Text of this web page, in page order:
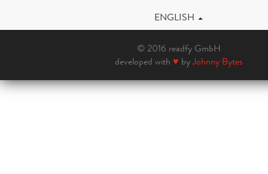
ENGLISH
© 2016 readfy GmbH
developed with ♥ byJohnny Bytes